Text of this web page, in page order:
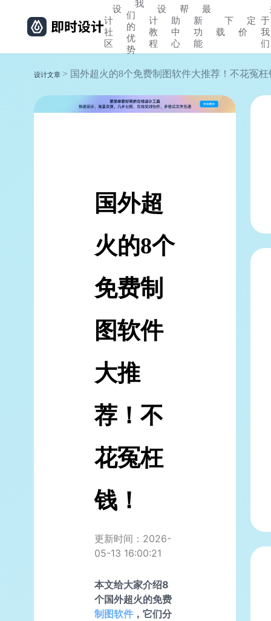
设
计
社
区
我
们
的
优
势
设
计
教
程
帮
助
中
心
最
新
功
能
下
载
定
价
于
我
们
设计文章 > 国外超火的8个免费制图软件大推荐！不花冤枉
国外超
火的8个
免费制
图软件
大推
荐！不
花冤枉
钱！
更新时间：2026-
05-13 16:00:21
本文给大家介绍8
个国外超火的免费
制图软件 ，它们分